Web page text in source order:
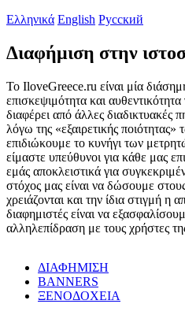
Ελληνικά English Русский
Διαφήμιση στην
Το IloveGreece.ru είναι μία
επισκεψιμότητα και
διαφέρει από άλλες διαδικτυακές
λόγω της «εξαιρετικής
επιδιώκουμε το κυνήγι των
είμαστε υπεύθυνοι για κάθε μας
εμάς αποκλειστικά για
στόχος μας είναι να δώσουμε
χρειάζονται και την ίδια στιγμή η
διαφημιστές είναι να
αλληλεπίδραση με τους χρήστες
ΔΙΑΦΗΜΙΣΗ
BANNERS
ΞΕΝΟΔΟΧΕΙΑ